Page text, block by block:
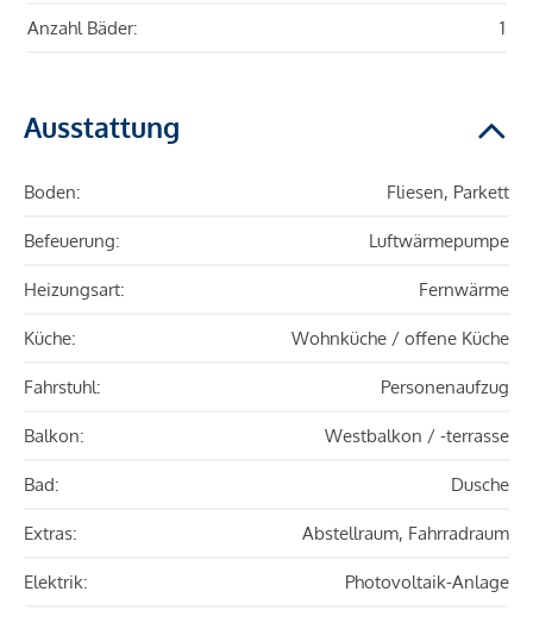
Anzahl Bäder: 1
Ausstattung
Boden: Fliesen, Parkett
Befeuerung: Luftwärmepumpe
Heizungsart: Fernwärme
Küche: Wohnküche / offene Küche
Fahrstuhl: Personenaufzug
Balkon: Westbalkon / -terrasse
Bad: Dusche
Extras: Abstellraum, Fahrradraum
Elektrik: Photovoltaik-Anlage